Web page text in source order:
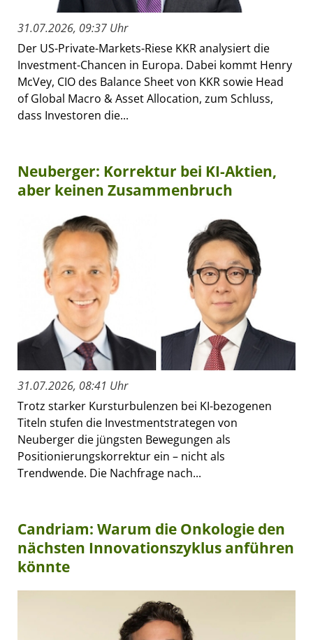
31.07.2026, 09:37 Uhr
Der US-Private-Markets-Riese KKR analysiert die
Investment-Chancen in Europa. Dabei kommt Henry
McVey, CIO des Balance Sheet von KKR sowie Head
of Global Macro & Asset Allocation, zum Schluss,
dass Investoren die...
Neuberger: Korrektur bei KI-Aktien,
aber keinen Zusammenbruch
31.07.2026, 08:41 Uhr
Trotz starker Kursturbulenzen bei KI-bezogenen
Titeln stufen die Investmentstrategen von
Neuberger die jüngsten Bewegungen als
Positionierungskorrektur ein – nicht als
Trendwende. Die Nachfrage nach...
Candriam: Warum die Onkologie den
nächsten Innovationszyklus anführen
könnte